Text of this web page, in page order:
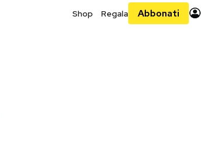
Shop Regala Abbonati